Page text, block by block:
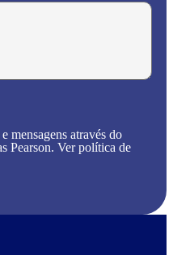
mensagens através do
Pearson. Ver política de